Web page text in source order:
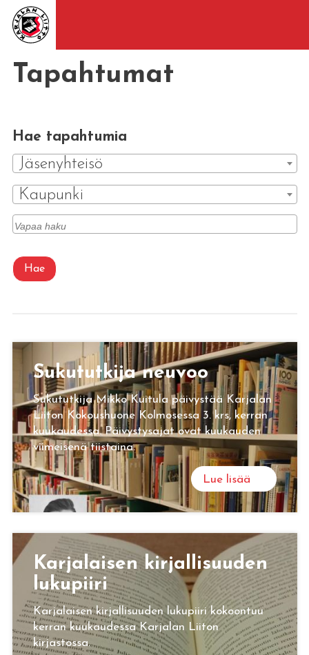
Tapahtumat
Hae tapahtumia
Jäsenyhteisö
Kaupunki
Hae
Su­ku­tut­ki­ja neu­voo
Sukututkija Mikko Kuitula päivystää Karjalan
Liiton Kokoushuone Kolmosessa 3. krs, kerran
kuukaudessa. Päivystysajat ovat kuukauden
viimeisenä tiistaina.
Lue lisää
Kar­ja­lai­sen kir­jal­li­suu­den
lu­ku­pii­ri
Karjalaisen kirjallisuuden lukupiiri kokoontuu
kerran kuukaudessa Karjalan Liiton
kirjastossa.